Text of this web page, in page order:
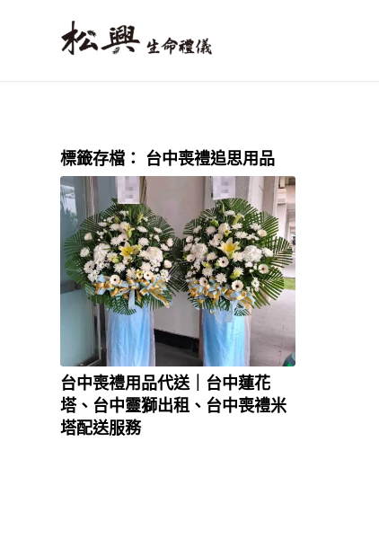
標籤存檔： 台中喪禮追思用品
台中喪禮用品代送｜台中蓮花
塔、台中靈獅出租、台中喪禮米
塔配送服務